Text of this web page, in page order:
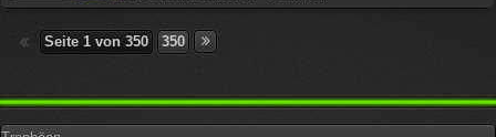
Seite 1 von 350 350